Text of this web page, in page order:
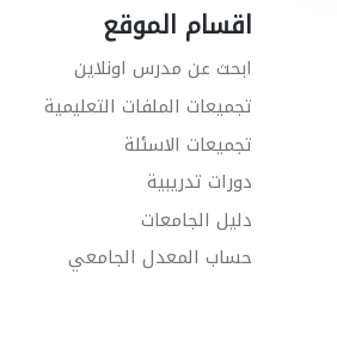
اقسام الموقع
ابحث عن مدرس اونلاين
تجميعات الملفات التعليمية
تجميعات الاسئلة
دورات تدريبية
دليل الجامعات
حساب المعدل الجامعي